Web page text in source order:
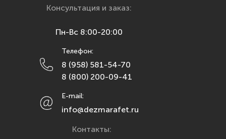
Красноярск
Махачкала
Москва
Набережные Челны
Нижний Новгород
Новосибирск
Консультация и заказ:
Пн-Вс 8:00-20:00
Телефон:
8 (958) 581-54-70
8 (800) 200-09-41
E-mail:
info@dezmarafet.ru
Контакты: